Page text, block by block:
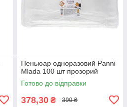
Пеньюар одноразовий Panni
Mlada 100 шт прозорий
Готово до відправки
378,30 ₴ 390 ₴